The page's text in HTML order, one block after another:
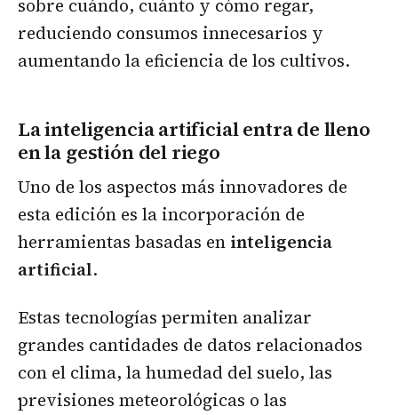
sobre cuándo, cuánto y cómo regar,
reduciendo consumos innecesarios y
aumentando la eficiencia de los cultivos.
La inteligencia artificial entra de lleno
en la gestión del riego
Uno de los aspectos más innovadores de
esta edición es la incorporación de
herramientas basadas en inteligencia
artificial.
Estas tecnologías permiten analizar
grandes cantidades de datos relacionados
con el clima, la humedad del suelo, las
previsiones meteorológicas o las